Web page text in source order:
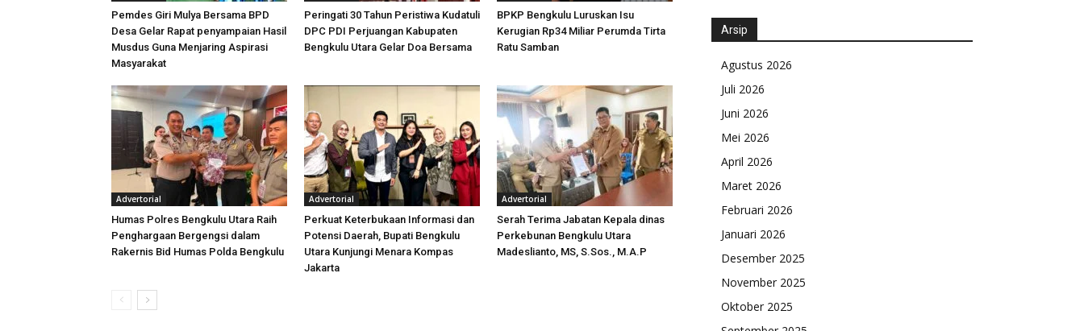
Pemdes Giri Mulya Bersama BPD
Desa Gelar Rapat penyampaian Hasil
Musdus Guna Menjaring Aspirasi
Masyarakat
Peringati 30 Tahun Peristiwa Kudatuli
DPC PDI Perjuangan Kabupaten
Bengkulu Utara Gelar Doa Bersama
BPKP Bengkulu Luruskan Isu
Kerugian Rp34 Miliar Perumda Tirta
Ratu Samban
Advertorial
Humas Polres Bengkulu Utara Raih
Penghargaan Bergengsi dalam
Rakernis Bid Humas Polda Bengkulu
Advertorial
Perkuat Keterbukaan Informasi dan
Potensi Daerah, Bupati Bengkulu
Utara Kunjungi Menara Kompas
Jakarta
Advertorial
Serah Terima Jabatan Kepala dinas
Perkebunan Bengkulu Utara
Madeslianto, MS, S.Sos., M.A.P
Arsip
Agustus 2026
Juli 2026
Juni 2026
Mei 2026
April 2026
Maret 2026
Februari 2026
Januari 2026
Desember 2025
November 2025
Oktober 2025